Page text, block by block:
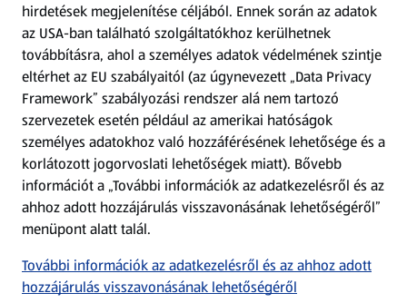
Árcsökkentés
Adattörlő alkalmazás
Szervizpont
(új oldalon nyílik meg)
Fedezz fel minket az interneten!
Töltsd le az ALDI Magyarország applikációt!
hirdetések megjelenítése céljából. Ennek során az adatok
az USA-ban található szolgáltatókhoz kerülhetnek
továbbításra, ahol a személyes adatok védelmének szintje
eltérhet az EU szabályaitól (az úgynevezett „Data Privacy
Framework” szabályozási rendszer alá nem tartozó
szervezetek esetén például az amerikai hatóságok
személyes adatokhoz való hozzáférésének lehetősége és a
korlátozott jogorvoslati lehetőségek miatt). Bővebb
információt a „További információk az adatkezelésről és az
ahhoz adott hozzájárulás visszavonásának lehetőségéről”
menüpont alatt talál.
További információk az adatkezelésről és az ahhoz adott
hozzájárulás visszavonásának lehetőségéről